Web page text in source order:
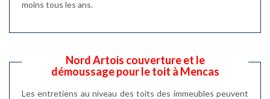
moins tous les ans.
Nord Artois couverture et le
démoussage pour le toit à Mencas
Les entretiens au niveau des toits des immeubles peuvent